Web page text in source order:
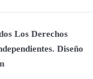
Los Derechos
Diseño